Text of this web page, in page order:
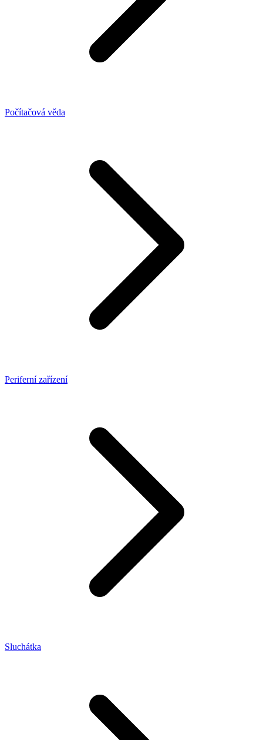
Počítačová věda
Periferní zařízení
Sluchátka